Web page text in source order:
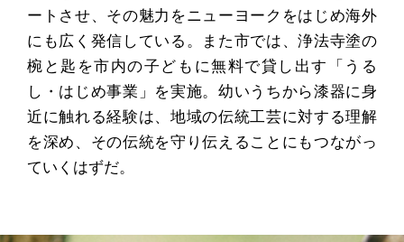
ートさせ、その魅力をニューヨークをはじめ海外
にも広く発信している。また市では、浄法寺塗の
椀と匙を市内の子どもに無料で貸し出す「うる
し・はじめ事業」を実施。幼いうちから漆器に身
近に触れる経験は、地域の伝統工芸に対する理解
を深め、その伝統を守り伝えることにもつながっ
ていくはずだ。